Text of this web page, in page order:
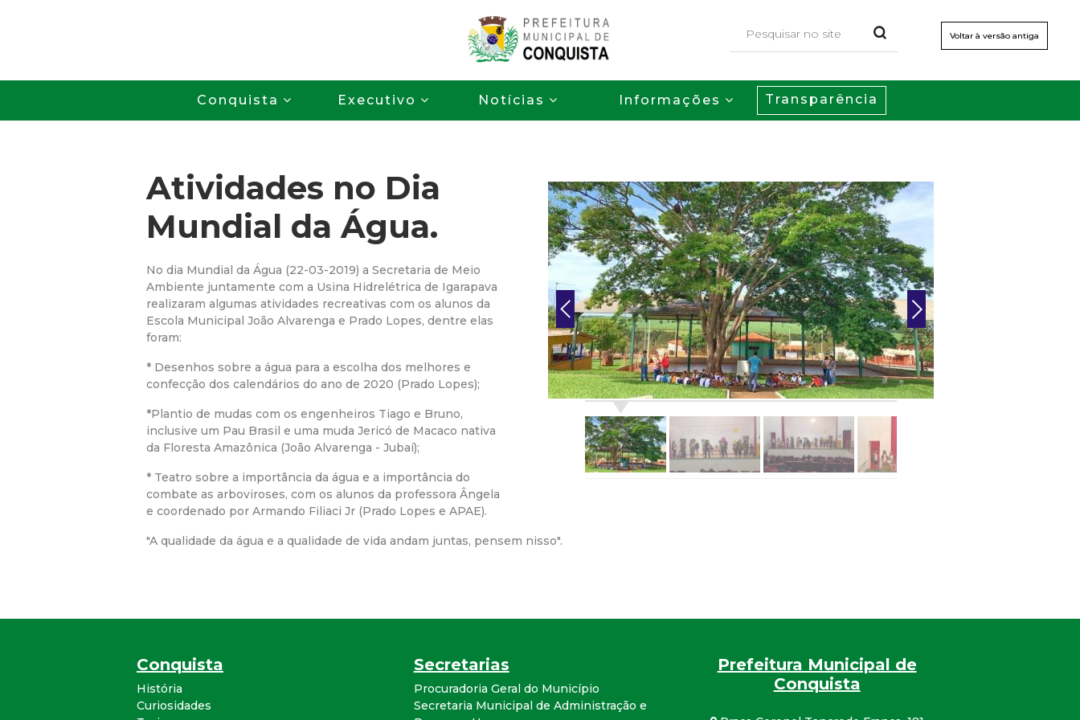
para
o
conteúdo
principal
Voltar à versão antiga
P
r
f
e
i
t
u
r
a
M
u
n
c
i
p
Conquista Executivo Notícias Informações Transparência
Atividades no Dia
Mundial da Água.
No dia Mundial da Água (22-03-2019) a Secretaria de Meio
Ambiente juntamente com a Usina Hidrelétrica de Igarapava
realizaram algumas atividades recreativas com os alunos da
Escola Municipal João Alvarenga e Prado Lopes, dentre elas
foram:
* Desenhos sobre a água para a escolha dos melhores e
confecção dos calendários do ano de 2020 (Prado Lopes);
*Plantio de mudas com os engenheiros Tiago e Bruno,
inclusive um Pau Brasil e uma muda Jericó de Macaco nativa
da Floresta Amazônica (João Alvarenga - Jubaí);
* Teatro sobre a importância da água e a importância do
combate as arboviroses, com os alunos da professora Ângela
e coordenado por Armando Filiaci Jr (Prado Lopes e APAE).
"A qualidade da água e a qualidade de vida andam juntas, pensem nisso".
Conquista
História
Curiosidades
Secretarias
Procuradoria Geral do Município
Secretaria Municipal de Administração e
Prefeitura Municipal de
Conquista